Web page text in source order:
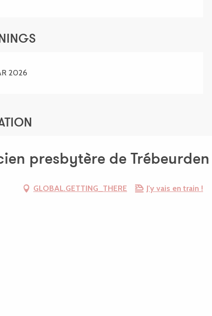
2026
presbytère de Trébeurden
GLOBAL.GETTING_THERE J'y vais en train !